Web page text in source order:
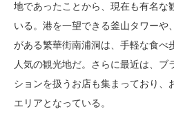
地であったことから、現在も有名な
いる。港を一望できる釜山タワーや
がある繁華街南浦洞は、手軽な食べ
人気の観光地だ。さらに最近は、ブ
ションを扱うお店も集まっており、
エリアとなっている。